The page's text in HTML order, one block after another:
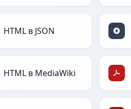
HTML в JSON
HTML в MediaWiki